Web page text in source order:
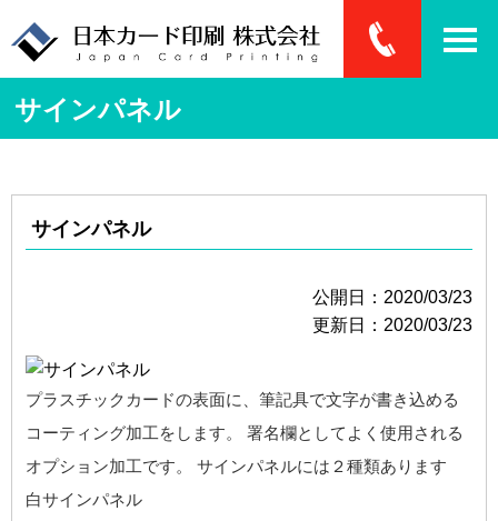
サインパネル
サインパネル
公開日：2020/03/23
更新日：2020/03/23
プラスチックカードの表面に、筆記具で文字が書き込める
コーティング加工をします。 署名欄としてよく使用される
オプション加工です。 サインパネルには２種類あります
白サインパネル